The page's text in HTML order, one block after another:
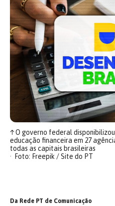
↑O governo federal
educação financeira em 27
todas as capitais brasileiras
Foto: Freepik / Site do PT
Da Rede PT de Comunicação